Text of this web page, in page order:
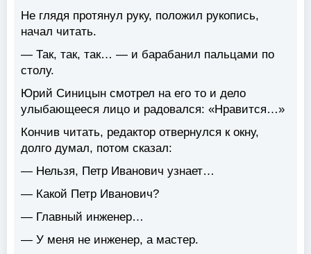
Не глядя протянул руку, положил рукопись,
начал читать.
— Так, так, так… — и барабанил пальцами по
столу.
Юрий Синицын смотрел на его то и дело
улыбающееся лицо и радовался: «Нравится…»
Кончив читать, редактор отвернулся к окну,
долго думал, потом сказал:
— Нельзя, Петр Иванович узнает…
— Какой Петр Иванович?
— Главный инженер…
— У меня не инженер, а мастер.